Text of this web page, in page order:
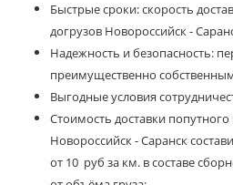
Быстрые сроки: скорость
догрузов Новороссийск -
Надежность и безопасность:
преимущественно
Выгодные условия
Стоимость доставки попутного
Новороссийск - Саранск
от 10 руб за км. в составе